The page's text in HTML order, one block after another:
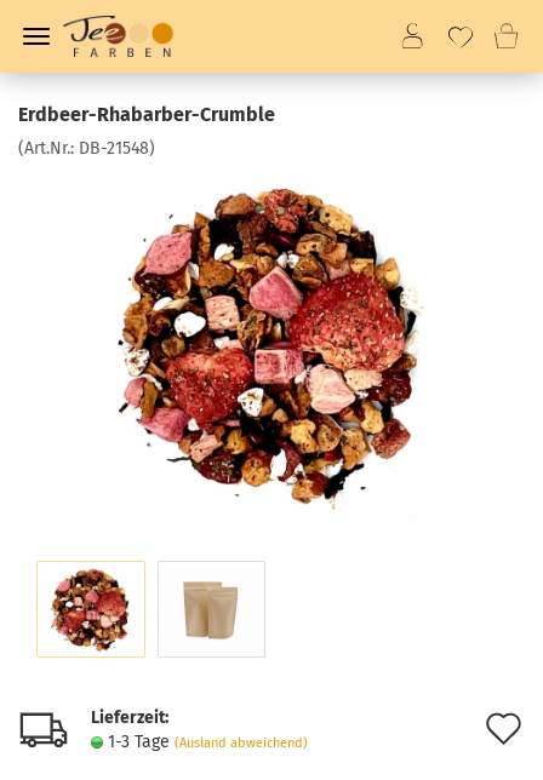
Erdbeer-Rhabarber-Crumble
(Art.Nr.: DB-21548)
Lieferzeit:
1-3 Tage (Ausland abweichend)